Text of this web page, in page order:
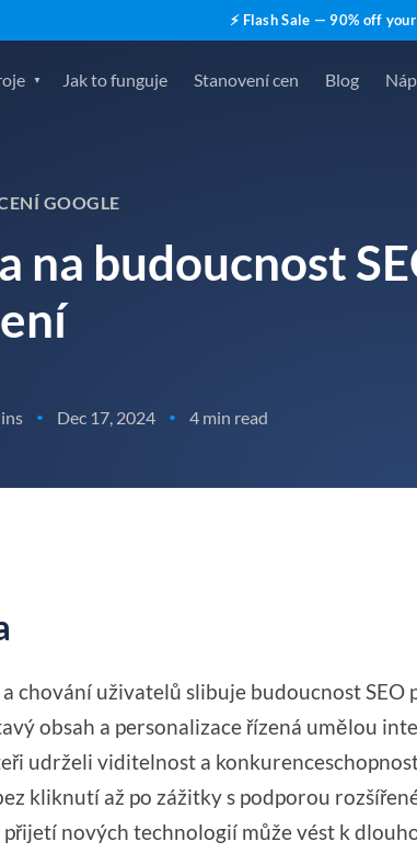
⚡ Flash Sale — 90% off
Jak to funguje Stanovení cen Blog
GOOGLE
na budoucnost
• Dec 17, 2024 • 4 min read
chování uživatelů slibuje budoucnost SEO
obsah a personalizace řízená umělou
udrželi viditelnost a
kliknutí až po zážitky s podporou
přijetí nových technologií může vést k